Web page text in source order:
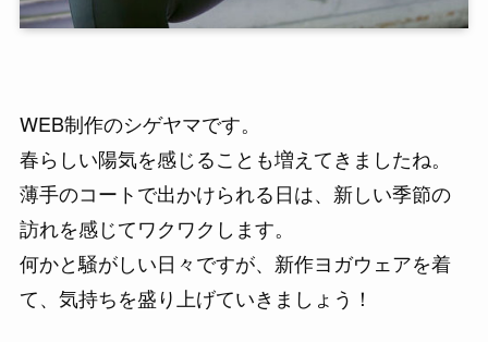
WEB制作のシゲヤマです。
春らしい陽気を感じることも増えてきましたね。
薄手のコートで出かけられる日は、新しい季節の
訪れを感じてワクワクします。
何かと騒がしい日々ですが、新作ヨガウェアを着
て、気持ちを盛り上げていきましょう！